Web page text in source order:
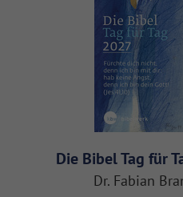
Die Bibel Tag für
Dr. Fabian